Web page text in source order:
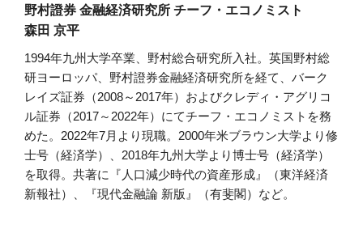
野村證券 金融経済研究所 チーフ・エコノミスト
森田 京平
1994年九州大学卒業、野村総合研究所入社。英国野村総
研ヨーロッパ、野村證券金融経済研究所を経て、バーク
レイズ証券（2008～2017年）およびクレディ・アグリコ
ル証券（2017～2022年）にてチーフ・エコノミストを務
めた。2022年7月より現職。2000年米ブラウン大学より修
士号（経済学）、2018年九州大学より博士号（経済学）
を取得。共著に『人口減少時代の資産形成』（東洋経済
新報社）、『現代金融論 新版』（有斐閣）など。